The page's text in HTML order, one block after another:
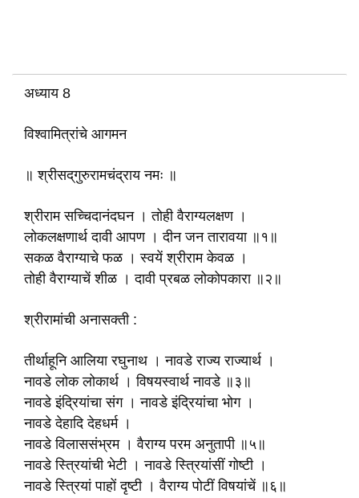
अध्याय 8
विश्वामित्रांचे आगमन
॥ श्रीसद्‌गुरुरामचंद्राय नमः ॥
श्रीराम सच्चिदानंदघन । तोही वैराग्यलक्षण ।
लोकलक्षणार्थ दावी आपण । दीन जन तारावया ॥१॥
सकळ वैराग्याचे फळ । स्वयें श्रीराम केवळ ।
तोही वैराग्याचें शीळ । दावी प्रबळ लोकोपकारा ॥२॥
श्रीरामांची अनासक्ती :
तीर्थाहूनि आलिया रघुनाथ । नावडे राज्य राज्यार्थ ।
नावडे लोक लोकार्थ । विषयस्वार्थ नावडे ॥३॥
नावडे इंद्रियांचा संग । नावडे इंद्रियांचा भोग ।
नावडे देहादि देहधर्म ।
नावडे विलाससंभ्रम । वैराग्य परम अनुतापी ॥५॥
नावडे स्त्रियांची भेटी । नावडे स्त्रियांसीं गोष्टी ।
नावडे स्त्रियां पाहों दृष्टी । वैराग्य पोटीं विषयांचें ॥६॥